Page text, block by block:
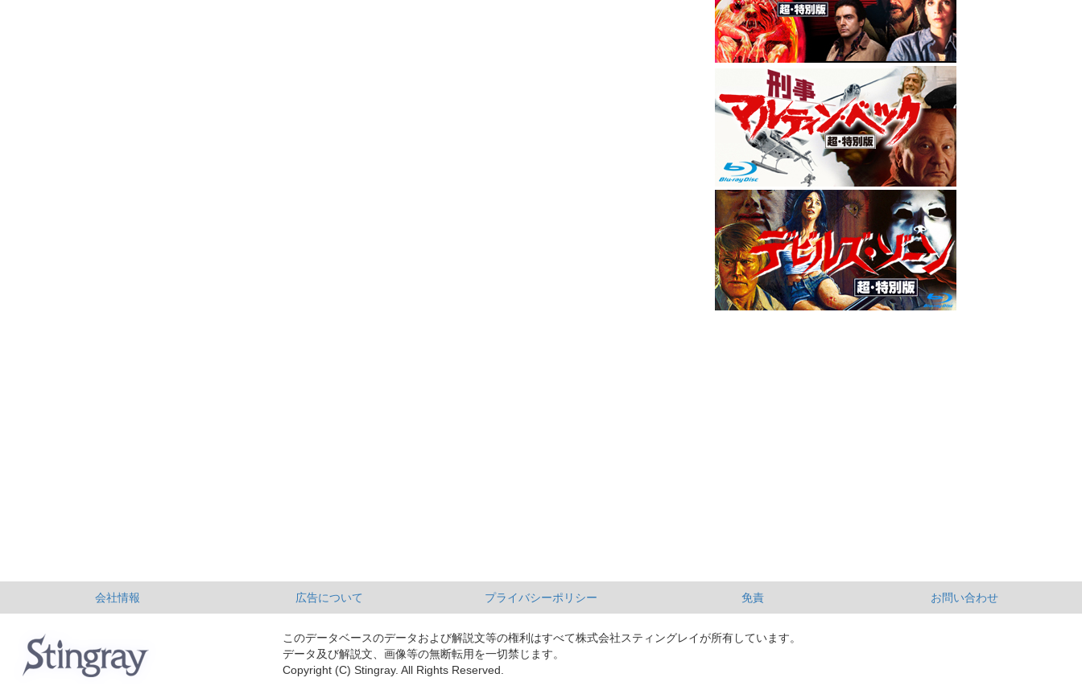
会社情報 広告について プライバシーポリシー 免責 お問い合わせ
このデータベースのデータおよび解説文等の権利はすべて株式会社スティングレイが所有しています。
データ及び解説文、画像等の無断転用を一切禁じます。
Copyright (C) Stingray. All Rights Reserved.